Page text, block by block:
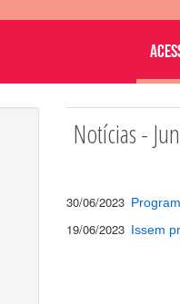
Notícias -
30/06/2023
19/06/2023 Issem